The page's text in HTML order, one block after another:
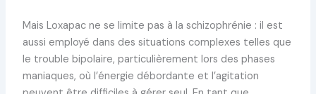
Mais Loxapac ne se limite pas à la schizophrénie : il est
aussi employé dans des situations complexes telles que
le trouble bipolaire, particulièrement lors des phases
maniaques, où l’énergie débordante et l’agitation